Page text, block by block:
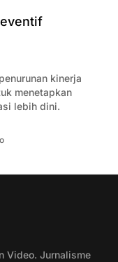
kinerja
menetapkan
lebih dini.
Video. Jurnalisme